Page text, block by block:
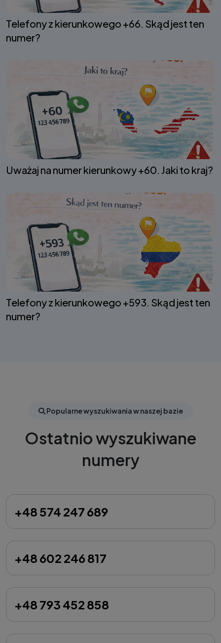
Telefony z kierunkowego +66. Skąd jest ten
numer?
Uważaj na numer kierunkowy +60. Jaki to kraj?
Telefony z kierunkowego +593. Skąd jest ten
numer?
Popularne wyszukiwania w naszej bazie
Ostatnio wyszukiwane
numery
+48 574 247 689
+48 602 246 817
+48 793 452 858